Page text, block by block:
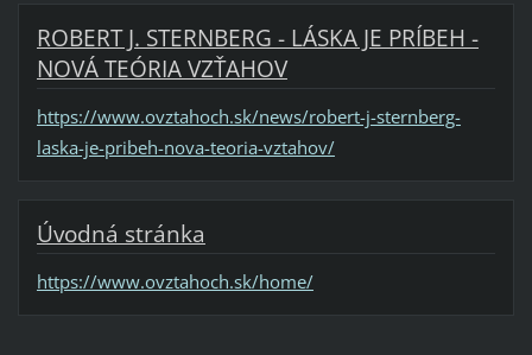
ROBERT J. STERNBERG - LÁSKA JE PRÍBEH -
NOVÁ TEÓRIA VZŤAHOV
https://www.ovztahoch.sk/news/robert-j-sternberg-
laska-je-pribeh-nova-teoria-vztahov/
Úvodná stránka
https://www.ovztahoch.sk/home/